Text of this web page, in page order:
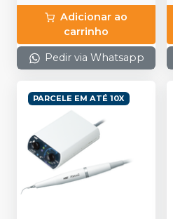
Adicionar ao
carrinho
Pedir via Whatsapp
PARCELE EM ATÉ 10X